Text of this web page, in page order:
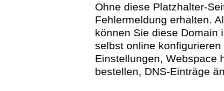
Ohne diese Platzhalter-
Fehlermeldung erhalten.
können Sie diese Domain
selbst online
Einstellungen, Webspace
bestellen, DNS-Einträge